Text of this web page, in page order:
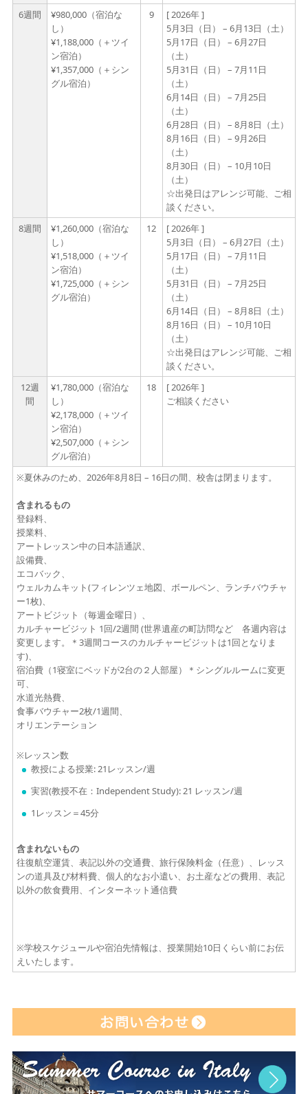
6週間
¥980,000（宿泊な
し）
¥1,188,000（＋ツイ
ン宿泊）
¥1,357,000（＋シン
グル宿泊）
9
[ 2026年 ]
5月3日（日） – 6月13日（土）
5月17日（日） – 6月27日
（土）
5月31日（日） – 7月11日
（土）
6月14日（日） – 7月25日
（土）
6月28日（日） – 8月8日（土）
8月16日（日） – 9月26日
（土）
8月30日（日） – 10月10日
（土）
☆出発日はアレンジ可能、ご相
談ください。
8週間
¥1,260,000（宿泊な
し）
¥1,518,000（＋ツイ
ン宿泊）
¥1,725,000（＋シン
グル宿泊）
12
[ 2026年 ]
5月3日（日） – 6月27日（土）
5月17日（日） – 7月11日
（土）
5月31日（日） – 7月25日
（土）
6月14日（日） – 8月8日（土）
8月16日（日） – 10月10日
（土）
☆出発日はアレンジ可能、ご相
談ください。
12週
間
¥1,780,000（宿泊な
し）
¥2,178,000（＋ツイ
ン宿泊）
¥2,507,000（＋シン
グル宿泊）
18
[ 2026年 ]
ご相談ください
※夏休みのため、2026年8月8日 – 16日の間、校舎は閉まります。
含まれるもの
登録料、
授業料、
アートレッスン中の日本語通訳、
設備費、
エコバック、
ウェルカムキット(フィレンツェ地図、ボールペン、ランチバウチャ
ー1枚)、
アートビジット（毎週金曜日）、
カルチャービジット 1回/2週間 (世界遺産の町訪問など 各週内容は
変更します。＊3週間コースのカルチャービジットは1回となりま
す)、
宿泊費（1寝室にベッドが2台の２人部屋）＊シングルルームに変更
可、
水道光熱費、
食事バウチャー2枚/1週間、
オリエンテーション
※レッスン数
教授による授業: 21レッスン/週
実習(教授不在：Independent Study): 21 レッスン/週
1レッスン＝45分
含まれないもの
往復航空運賃、表記以外の交通費、旅行保険料金（任意）、レッス
ンの道具及び材料費、個人的なお小遣い、お土産などの費用、表記
以外の飲食費用、インターネット通信費
※学校スケジュールや宿泊先情報は、授業開始10日くらい前にお伝
えいたします。